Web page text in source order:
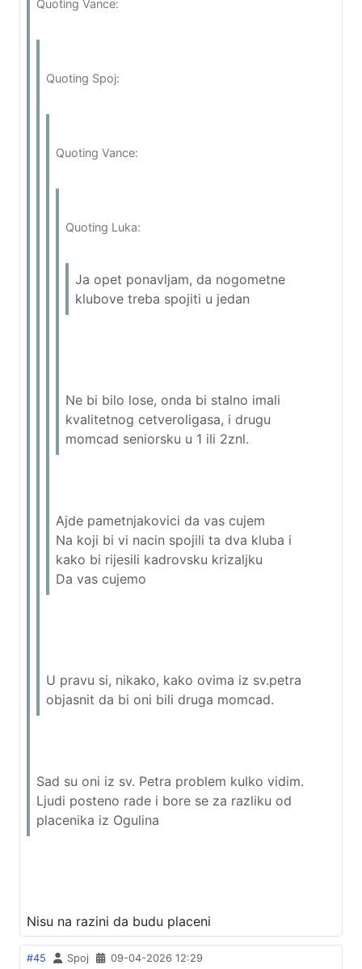
Quoting Vance:
Quoting Spoj:
Quoting Vance:
Quoting Luka:
Ja opet ponavljam, da nogometne
klubove treba spojiti u jedan
Ne bi bilo lose, onda bi stalno imali
kvalitetnog cetveroligasa, i drugu
momcad seniorsku u 1 ili 2znl.
Ajde pametnjakovici da vas cujem
Na koji bi vi nacin spojili ta dva kluba i
kako bi rijesili kadrovsku krizaljku
Da vas cujemo
U pravu si, nikako, kako ovima iz sv.petra
objasnit da bi oni bili druga momcad.
Sad su oni iz sv. Petra problem kulko vidim.
Ljudi posteno rade i bore se za razliku od
placenika iz Ogulina
Nisu na razini da budu placeni
#45 Spoj 09-04-2026 12:29